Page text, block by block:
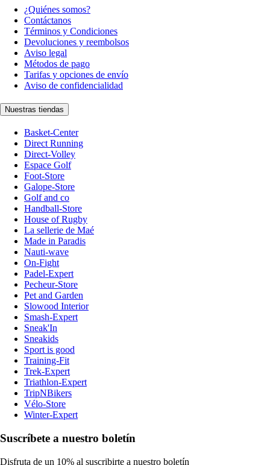
¿Quiénes somos?
Contáctanos
Términos y Condiciones
Devoluciones y reembolsos
Aviso legal
Métodos de pago
Tarifas y opciones de envío
Aviso de confidencialidad
Nuestras tiendas
Basket-Center
Direct Running
Direct-Volley
Espace Golf
Foot-Store
Galope-Store
Golf and co
Handball-Store
House of Rugby
La sellerie de Maé
Made in Paradis
Nauti-wave
On-Fight
Padel-Expert
Pecheur-Store
Pet and Garden
Slowood Interior
Smash-Expert
Sneak'In
Sneakids
Sport is good
Training-Fit
Trek-Expert
Triathlon-Expert
TripNBikers
Vélo-Store
Winter-Expert
Suscríbete a nuestro boletín
Disfruta de un 10% al suscribirte a nuestro boletín